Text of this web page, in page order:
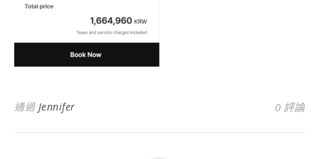
通過 Jennifer 0 評論